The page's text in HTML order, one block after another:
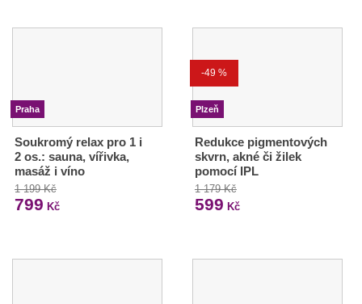
Praha
Soukromý relax pro 1 i
2 os.: sauna, vířivka,
masáž i víno
1 199 Kč
799 Kč
-49 %
Plzeň
Redukce pigmentových
skvrn, akné či žilek
pomocí IPL
1 179 Kč
599 Kč